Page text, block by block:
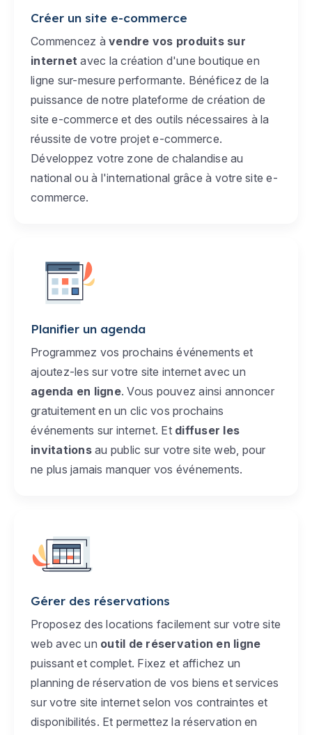
Créer un site e-commerce
Commencez à vendre vos produits sur
internet avec la création d'une boutique en
ligne sur-mesure performante. Bénéficez de la
puissance de notre plateforme de création de
site e-commerce et des outils nécessaires à la
réussite de votre projet e-commerce.
Développez votre zone de chalandise au
national ou à l'international grâce à votre site e-
commerce.
Planifier un agenda
Programmez vos prochains événements et
ajoutez-les sur votre site internet avec un
agenda en ligne. Vous pouvez ainsi annoncer
gratuitement en un clic vos prochains
événements sur internet. Et diffuser les
invitationsau public sur votre site web, pour
ne plus jamais manquer vos événements.
Gérer des réservations
Proposez des locations facilement sur votre site
web avec un outil de réservation en ligne
puissant et complet. Fixez et affichez un
planning de réservation de vos biens et services
sur votre site internet selon vos contraintes et
disponibilités. Et permettez la réservation en